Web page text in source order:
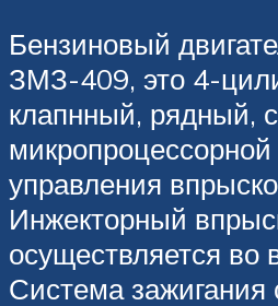
Бензиновый
ЗМЗ-409, это 4-
клапнный, рядный,
управления
Инжекторный
осуществляется во
Система зажигания